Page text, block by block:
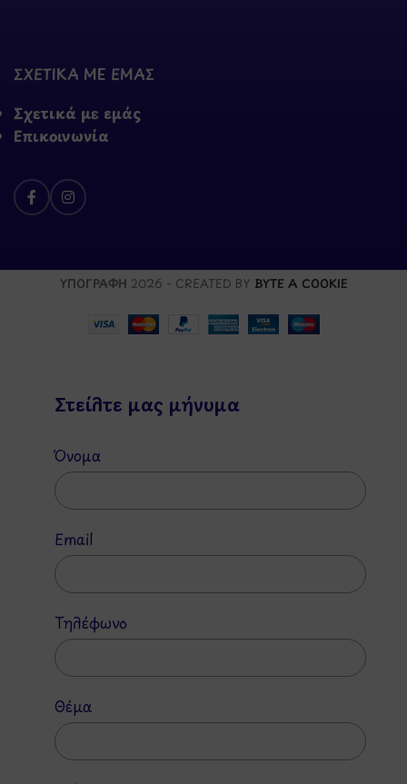
ΣΧΕΤΙΚΑ ΜΕ ΕΜΑΣ
Σχετικά με εμάς
Επικοινωνία
ΥΠΟΓΡΑΦΗ 2026 - CREATED BY BYTE A COOKIE
Στείλτε μας μήνυμα
Όνομα
Email
Τηλέφωνο
Θέμα